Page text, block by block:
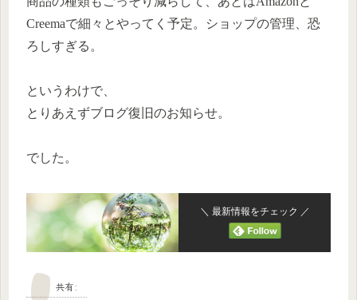
Creemaで細々とやってく予定。ショップの管理、恐
ろしすぎる。
というわけで、
とりあえずブログ復旧のお知らせ。
でした。
＼ 最新情報をチェック ／
共有: